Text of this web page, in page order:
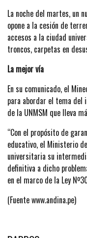
La noche del martes, un
opone a la cesión de
accesos a la ciudad
troncos, carpetas en
La mejor vía
En su comunicado, el
para abordar el tema
de la UNMSM que lleva
“Con el propósito de
educativo, el Ministerio
universitaria su
definitiva a dicho
en el marco de la Ley
(Fuente www.andina.pe)